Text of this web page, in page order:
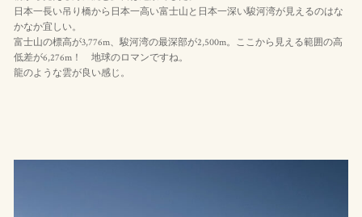
日本一長い吊り橋から日本一高い富士山と日本一深い駿河湾が見えるのはな
かなか宜しい。
富士山の標高が3,776m、駿河湾の最深部が2,500m。ここから見える範囲の高
低差が6,276m！ 地球のロマンですね。
龍のような雲が良い感じ。